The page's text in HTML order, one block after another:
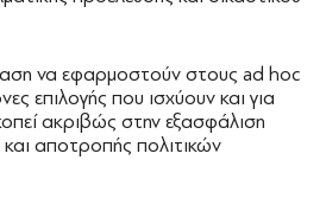
να εφαρμοστούν στους ad hoc
επιλογής που ισχύουν και για
ακριβώς στην εξασφάλιση
και αποτροπής πολιτικών